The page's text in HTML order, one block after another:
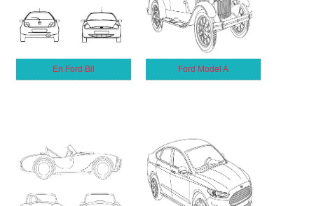
En Ford Bil Ford Model A